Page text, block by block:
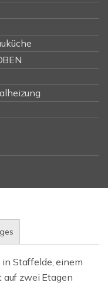
Staffelde, einem
auf zwei Etagen